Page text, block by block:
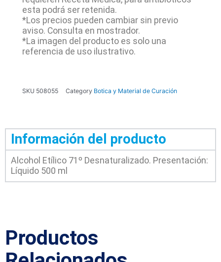
esta podrá ser retenida.
*Los precios pueden cambiar sin previo
aviso. Consulta en mostrador.
*La imagen del producto es solo una
referencia de uso ilustrativo.
SKU 508055 Category Botica y Material de Curación
Información del producto
Alcohol Etílico 71º Desnaturalizado. Presentación:
Líquido 500 ml
Productos